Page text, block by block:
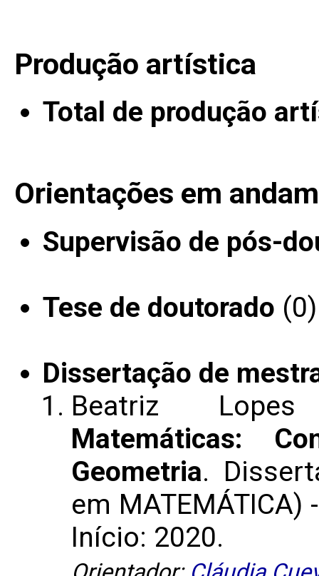
Produção artística
Total de produção
Orientações em
Supervisão de pós-
Tese de doutorado (0)
Dissertação de
Beatriz
Matemáticas:
Geometria.
em MATEMÁTICA)
Início: 2020.